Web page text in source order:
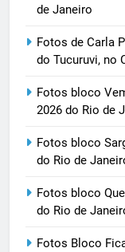
de Janeiro
Fotos de Carla
do Tucuruvi, no
Fotos bloco
2026 do Rio de
Fotos bloco
do Rio de
Fotos bloco
do Rio de
Fotos Bloco